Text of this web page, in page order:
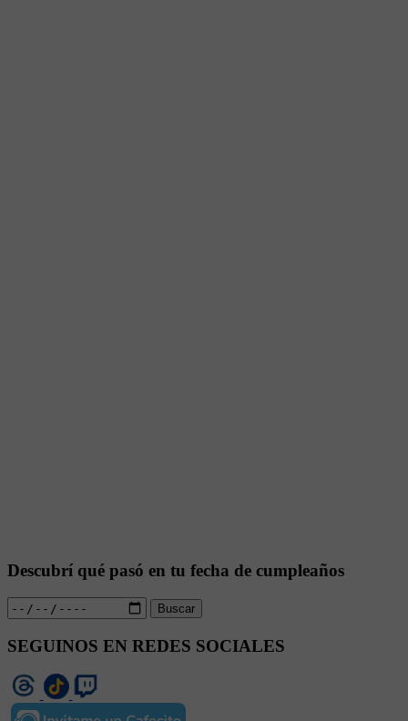
Descubrí qué pasó en tu fecha de cumpleaños
Buscar
SEGUINOS EN REDES SOCIALES